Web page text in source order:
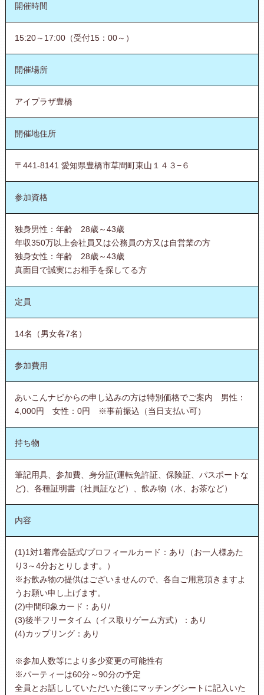
開催時間
15:20～17:00（受付15：00～）
開催場所
アイプラザ豊橋
開催地住所
〒441-8141 愛知県豊橋市草間町東山１４３−６
参加資格
独身男性：年齢 28歳～43歳
年収350万以上会社員又は公務員の方又は自営業の方
独身女性：年齢 28歳～43歳
真面目で誠実にお相手を探してる方
定員
14名（男女各7名）
参加費用
あいこんナビからの申し込みの方は特別価格でご案内 男性：
4,000円 女性：0円 ※事前振込（当日支払い可）
持ち物
筆記用具、参加費、身分証(運転免許証、保険証、パスポートな
ど)、各種証明書（社員証など）、飲み物（水、お茶など）
内容
(1)1対1着席会話式/プロフィールカード：あり（お一人様あた
り3～4分おとりします。）
※お飲み物の提供はございませんので、各自ご用意頂きますよ
うお願い申し上げます。
(2)中間印象カード：あり/
(3)後半フリータイム（イス取りゲーム方式）：あり
(4)カップリング：あり
※参加人数等により多少変更の可能性有
※パーティーは60分～90分の予定
全員とお話ししていただいた後にマッチングシートに記入いた